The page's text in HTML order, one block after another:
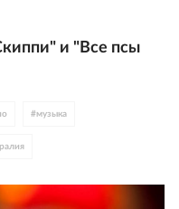
и "Все псы
#музыка